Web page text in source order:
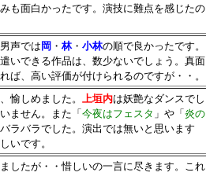
も面白かったです。演技に難点を感じたの
声では岡 ・ 林・ 小林の順で良かったです。
いできる作品は、数少ないでしょう。真面
ば、高い評価が付けられるのですが・・。
愉しめました。 上垣内は妖艶なダンスでし
ません。また「 今夜はフェスタ 」や「 炎の
ラバラでした。演出では無いと思います
いです。
したが・・惜しいの一言に尽きます。これ